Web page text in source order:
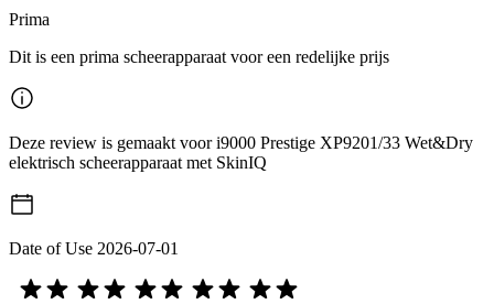
Prima
Dit is een prima scheerapparaat voor een redelijke prijs
Deze review is gemaakt voor i9000 Prestige XP9201/33 Wet&Dry
elektrisch scheerapparaat met SkinIQ
Date of Use 2026-07-01